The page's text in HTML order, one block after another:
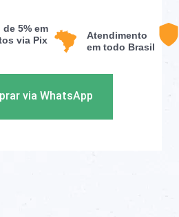
via WhatsApp
5% em
via Pix
Atendimento
em todo Brasil